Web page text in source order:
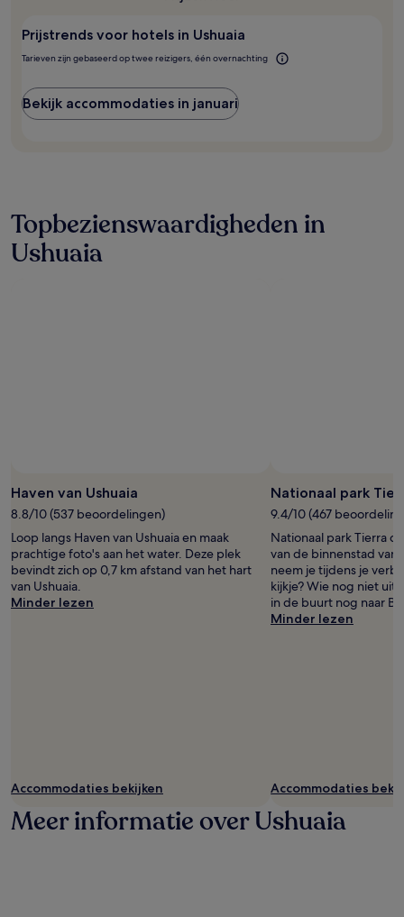
bezoeken?
Prijstrends voor hotels in Ushuaia
Tarieven zijn gebaseerd op twee reizigers, één overnachting
Bekijk accommodaties in januari
Topbezienswaardigheden in
Ushuaia
Haven van Ushuaia
8.8/10 (537 beoordelingen)
Loop langs Haven van Ushuaia en maak
prachtige foto's aan het water. Deze plek
bevindt zich op 0,7 km afstand van het hart
van Ushuaia.
Minder lezen
Accommodaties bekijken
Nationaal park
9.4/10 (467
Nationaal park Tierra
van de binnenstad van
neem je tijdens je
kijkje? Wie nog niet
in de buurt nog naar
Minder lezen
Accommodaties
Meer informatie over Ushuaia